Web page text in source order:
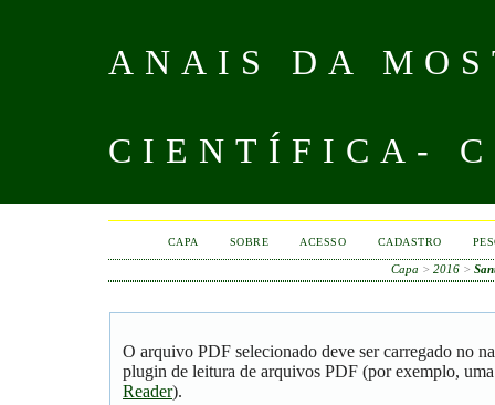
ANAIS DA
CIENTÍFICA-
CAPA SOBRE ACESSO CADASTRO
Capa > 2016>
O arquivo PDF selecionado deve ser carregado no
plugin de leitura de arquivos PDF (por exemplo,
Reader).